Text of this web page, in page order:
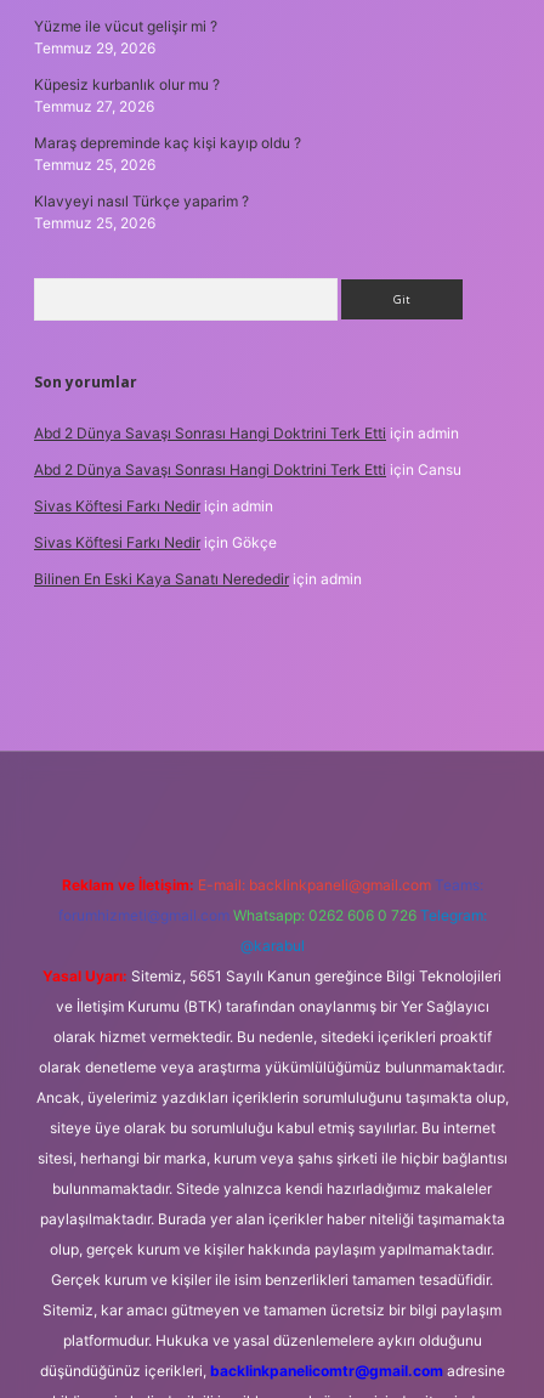
Yüzme ile vücut gelişir mi ?
Temmuz 29, 2026
Küpesiz kurbanlık olur mu ?
Temmuz 27, 2026
Maraş depreminde kaç kişi kayıp oldu ?
Temmuz 25, 2026
Klavyeyi nasıl Türkçe yaparim ?
Temmuz 25, 2026
Son yorumlar
Abd 2 Dünya Savaşı Sonrası Hangi Doktrini Terk Etti için admin
Abd 2 Dünya Savaşı Sonrası Hangi Doktrini Terk Etti için Cansu
Sivas Köftesi Farkı Nedir için admin
Sivas Köftesi Farkı Nedir için Gökçe
Bilinen En Eski Kaya Sanatı Nerededir için admin
Reklam ve İletişim: E-mail: backlinkpaneli@gmail.com Teams:
forumhizmeti@gmail.com Whatsapp: 0262 606 0 726 Telegram:
@karabul
Yasal Uyarı: Sitemiz, 5651 Sayılı Kanun gereğince Bilgi Teknolojileri
ve İletişim Kurumu (BTK) tarafından onaylanmış bir Yer Sağlayıcı
olarak hizmet vermektedir. Bu nedenle, sitedeki içerikleri proaktif
olarak denetleme veya araştırma yükümlülüğümüz bulunmamaktadır.
Ancak, üyelerimiz yazdıkları içeriklerin sorumluluğunu taşımakta olup,
siteye üye olarak bu sorumluluğu kabul etmiş sayılırlar. Bu internet
sitesi, herhangi bir marka, kurum veya şahıs şirketi ile hiçbir bağlantısı
bulunmamaktadır. Sitede yalnızca kendi hazırladığımız makaleler
paylaşılmaktadır. Burada yer alan içerikler haber niteliği taşımamakta
olup, gerçek kurum ve kişiler hakkında paylaşım yapılmamaktadır.
Gerçek kurum ve kişiler ile isim benzerlikleri tamamen tesadüfidir.
Sitemiz, kar amacı gütmeyen ve tamamen ücretsiz bir bilgi paylaşım
platformudur. Hukuka ve yasal düzenlemelere aykırı olduğunu
düşündüğünüz içerikleri, backlinkpanelicomtr@gmail.comadresine